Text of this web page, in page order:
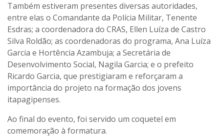
Também estiveram presentes diversas autoridades,
entre elas o Comandante da Polícia Militar, Tenente
Esdras; a coordenadora do CRAS, Ellen Luíza de Castro
Silva Roldão; as coordenadoras do programa, Ana Luíza
Garcia e Hortência Azambuja; a Secretária de
Desenvolvimento Social, Nagila Garcia; e o prefeito
Ricardo Garcia, que prestigiaram e reforçaram a
importância do projeto na formação dos jovens
itapagipenses.
Ao final do evento, foi servido um coquetel em
comemoração à formatura.